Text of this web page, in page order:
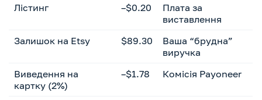
Лістинг –$0.20
Плата за
виставлення
Залишок на Etsy
$89.30
Ваша “брудна”
виручка
Виведення на
картку (2%)
–$1.78 Комісія Payoneer